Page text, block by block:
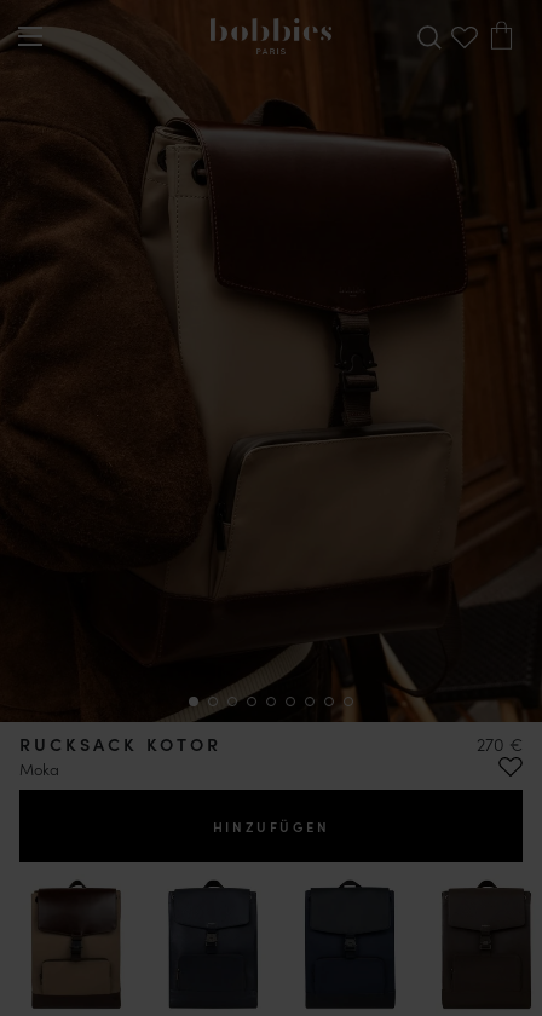
RUCKSACK KOTOR
Moka
270 €
HINZUFÜGEN